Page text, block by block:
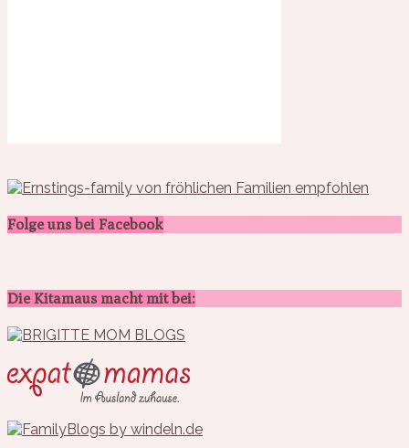
Folge uns bei Facebook
Die Kitamaus macht mit bei: